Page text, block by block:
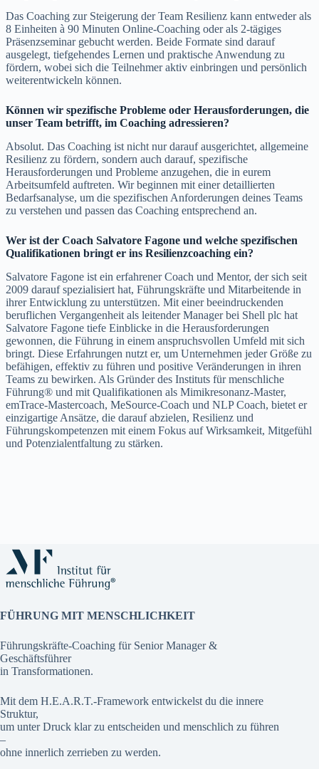
Das Coaching zur Steigerung der Team Resilienz kann entweder als
8 Einheiten à 90 Minuten Online-Coaching oder als 2-tägiges
Präsenzseminar gebucht werden. Beide Formate sind darauf
ausgelegt, tiefgehendes Lernen und praktische Anwendung zu
fördern, wobei sich die Teilnehmer aktiv einbringen und persönlich
weiterentwickeln können.
Können wir spezifische Probleme oder Herausforderungen, die
unser Team betrifft, im Coaching adressieren?
Absolut. Das Coaching ist nicht nur darauf ausgerichtet, allgemeine
Resilienz zu fördern, sondern auch darauf, spezifische
Herausforderungen und Probleme anzugehen, die in eurem
Arbeitsumfeld auftreten. Wir beginnen mit einer detaillierten
Bedarfsanalyse, um die spezifischen Anforderungen deines Teams
zu verstehen und passen das Coaching entsprechend an.
Wer ist der Coach Salvatore Fagone und welche spezifischen
Qualifikationen bringt er ins Resilienzcoaching ein?
Salvatore Fagone ist ein erfahrener Coach und Mentor, der sich seit
2009 darauf spezialisiert hat, Führungskräfte und Mitarbeitende in
ihrer Entwicklung zu unterstützen. Mit einer beeindruckenden
beruflichen Vergangenheit als leitender Manager bei Shell plc hat
Salvatore Fagone tiefe Einblicke in die Herausforderungen
gewonnen, die Führung in einem anspruchsvollen Umfeld mit sich
bringt. Diese Erfahrungen nutzt er, um Unternehmen jeder Größe zu
befähigen, effektiv zu führen und positive Veränderungen in ihren
Teams zu bewirken. Als Gründer des Instituts für menschliche
Führung® und mit Qualifikationen als Mimikresonanz-Master,
emTrace-Mastercoach, MeSource-Coach und NLP Coach, bietet er
einzigartige Ansätze, die darauf abzielen, Resilienz und
Führungskompetenzen mit einem Fokus auf Wirksamkeit, Mitgefühl
und Potenzialentfaltung zu stärken.
FÜHRUNG MIT MENSCHLICHKEIT
Führungskräfte-Coaching für Senior Manager &
Geschäftsführer
in Transformationen.
Mit dem H.E.A.R.T.-Framework entwickelst du die innere
Struktur,
um unter Druck klar zu entscheiden und menschlich zu führen
–
ohne innerlich zerrieben zu werden.